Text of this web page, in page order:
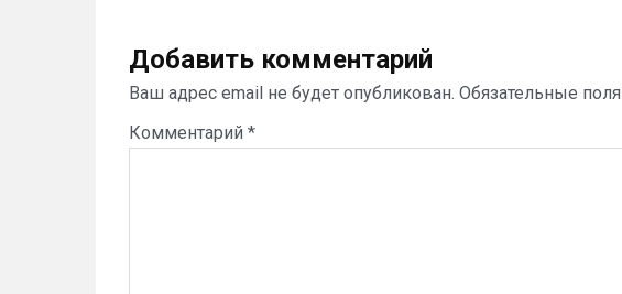
Добавить комментарий
Ваш адрес email не будет опубликован. Обязательные
Комментарий *